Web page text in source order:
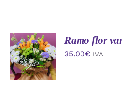
AÑADIR
AL
CARRITO
/
DETALLES
Ramo flor
35.00€ IVA